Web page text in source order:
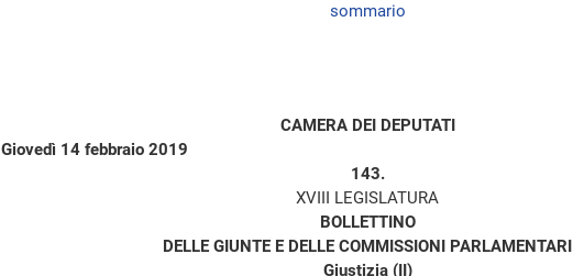
sommario
CAMERA DEI DEPUTATI
Giovedì 14 febbraio 2019
143.
XVIII LEGISLATURA
BOLLETTINO
DELLE GIUNTE E DELLE COMMISSIONI PARLAMENTARI
Giustizia (II)